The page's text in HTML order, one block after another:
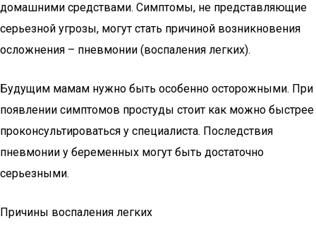
домашними средствами. Симптомы, не представляющие
серьезной угрозы, могут стать причиной возникновения
осложнения – пневмонии (воспаления легких).
Будущим мамам нужно быть особенно осторожными. При
появлении симптомов простуды стоит как можно быстрее
проконсультироваться у специалиста. Последствия
пневмонии у беременных могут быть достаточно
серьезными.
Причины воспаления легких